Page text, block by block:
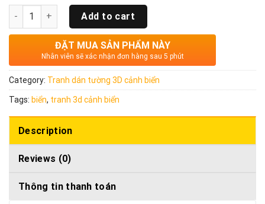
Quantity Add to cart
ĐẶT MUA SẢN PHẨM NÀY
Nhân viên sẽ xác nhận đơn hàng sau 5 phút
Category: Tranh dán tường 3D cảnh biển
Tags: biển, tranh 3d cảnh biển
Description
Reviews (0)
Thông tin thanh toán